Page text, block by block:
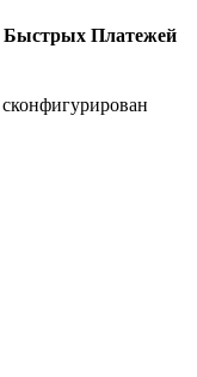
Быстрых Платежей